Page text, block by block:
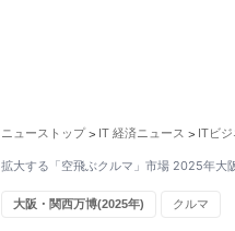
ニューストップ > IT 経済ニュース > ITビ
拡大する「空飛ぶクルマ」市場 2025年大
大阪・関西万博(2025年) クルマ